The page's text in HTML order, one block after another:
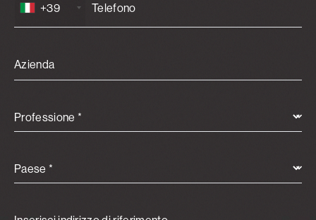
+39
Azienda
Professione *
Paese *